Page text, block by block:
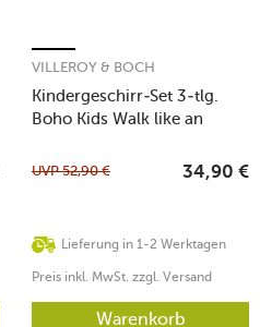
Kindergeschirr-Set 3-tlg.
Boho Kids Walk like an
VILLEROY & BOCH
Lieferung in 1-2 Werktagen
UVP52,90 € 34,90 €
Preis inkl. MwSt. zzgl. Versand
Warenkorb